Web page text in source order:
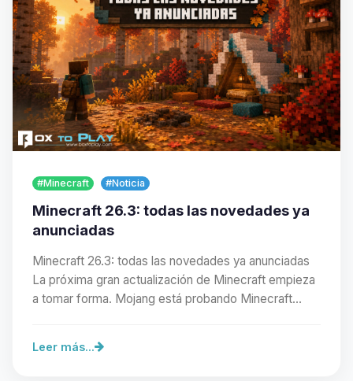
#Minecraft #Noticia
Minecraft 26.3: todas las novedades ya
anunciadas
Minecraft 26.3: todas las novedades ya anunciadas
La próxima gran actualización de Minecraft empieza
a tomar forma. Mojang está probando Minecraft…
Leer más...